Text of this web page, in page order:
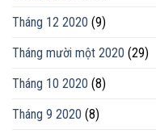
Tháng 12 2020 (9)
Tháng mười một 2020 (29)
Tháng 10 2020 (8)
Tháng 9 2020 (8)